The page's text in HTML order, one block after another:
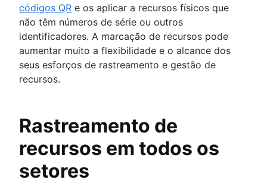
códigos QR e os aplicar a recursos físicos que
não têm números de série ou outros
identificadores. A marcação de recursos pode
aumentar muito a flexibilidade e o alcance dos
seus esforços de rastreamento e gestão de
recursos.
Rastreamento de
recursos em todos os
setores